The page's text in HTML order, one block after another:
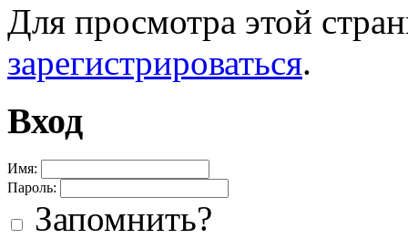
Для просмотра этой
зарегистрироваться.
Вход
Имя:
Пароль:
Запомнить?